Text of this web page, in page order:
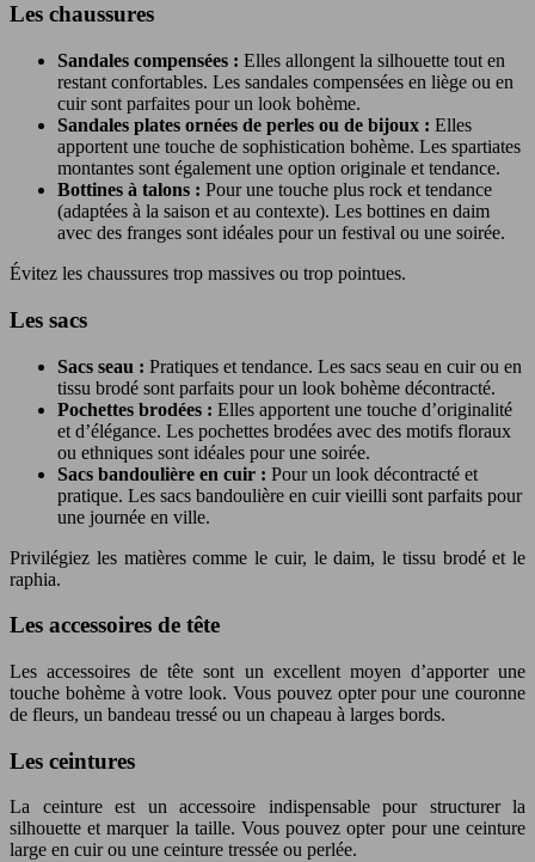
Les chaussures
Sandales compensées : Elles allongent la silhouette tout en
restant confortables. Les sandales compensées en liège ou en
cuir sont parfaites pour un look bohème.
Sandales plates ornées de perles ou de bijoux : Elles
apportent une touche de sophistication bohème. Les spartiates
montantes sont également une option originale et tendance.
Bottines à talons : Pour une touche plus rock et tendance
(adaptées à la saison et au contexte). Les bottines en daim
avec des franges sont idéales pour un festival ou une soirée.
Évitez les chaussures trop massives ou trop pointues.
Les sacs
Sacs seau : Pratiques et tendance. Les sacs seau en cuir ou en
tissu brodé sont parfaits pour un look bohème décontracté.
Pochettes brodées : Elles apportent une touche d’originalité
et d’élégance. Les pochettes brodées avec des motifs floraux
ou ethniques sont idéales pour une soirée.
Sacs bandoulière en cuir : Pour un look décontracté et
pratique. Les sacs bandoulière en cuir vieilli sont parfaits pour
une journée en ville.
Privilégiez les matières comme le cuir, le daim, le tissu brodé et le
raphia.
Les accessoires de tête
Les accessoires de tête sont un excellent moyen d’apporter une
touche bohème à votre look. Vous pouvez opter pour une couronne
de fleurs, un bandeau tressé ou un chapeau à larges bords.
Les ceintures
La ceinture est un accessoire indispensable pour structurer la
silhouette et marquer la taille. Vous pouvez opter pour une ceinture
large en cuir ou une ceinture tressée ou perlée.